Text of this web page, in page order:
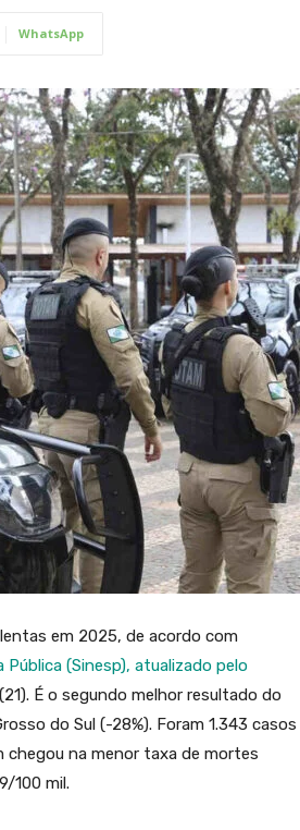
WhatsApp
em 2025, de acordo com
(Sinesp), atualizado pelo
É o segundo melhor resultado do
do Sul (-28%). Foram 1.343 casos
chegou na menor taxa de mortes
100 mil.